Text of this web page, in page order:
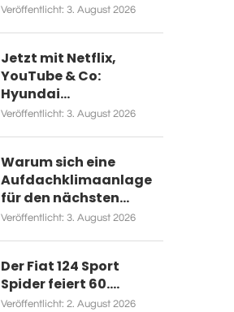
Veröffentlicht: 3. August 2026
Jetzt mit Netflix,
YouTube & Co:
Hyundai...
Veröffentlicht: 3. August 2026
Warum sich eine
Aufdachklimaanlage
für den nächsten...
Veröffentlicht: 3. August 2026
Der Fiat 124 Sport
Spider feiert 60....
Veröffentlicht: 2. August 2026